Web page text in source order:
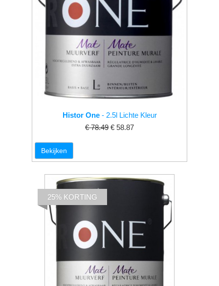
Histor One- 2.5l Lichte Kleur
€ 78.49 € 58.87
Bekijken
25% KORTING